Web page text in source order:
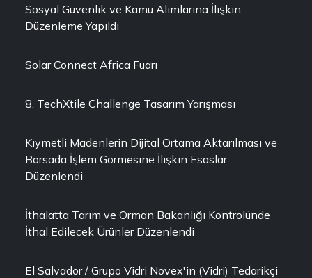
Sosyal Güvenlik ve Kamu Alımlarına İlişkin
Düzenleme Yapıldı
Solar Connect Africa Fuarı
8. TechXtile Challenge Tasarım Yarışması
Kıymetli Madenlerin Dijital Ortama Aktarılması ve
Borsada İşlem Görmesine İlişkin Esaslar
Düzenlendi
İthalatta Tarım ve Orman Bakanlığı Kontrolünde
İthal Edilecek Ürünler Düzenlendi
El Salvador / Grupo Vidri Novex'in (Vidri) Tedarikçi